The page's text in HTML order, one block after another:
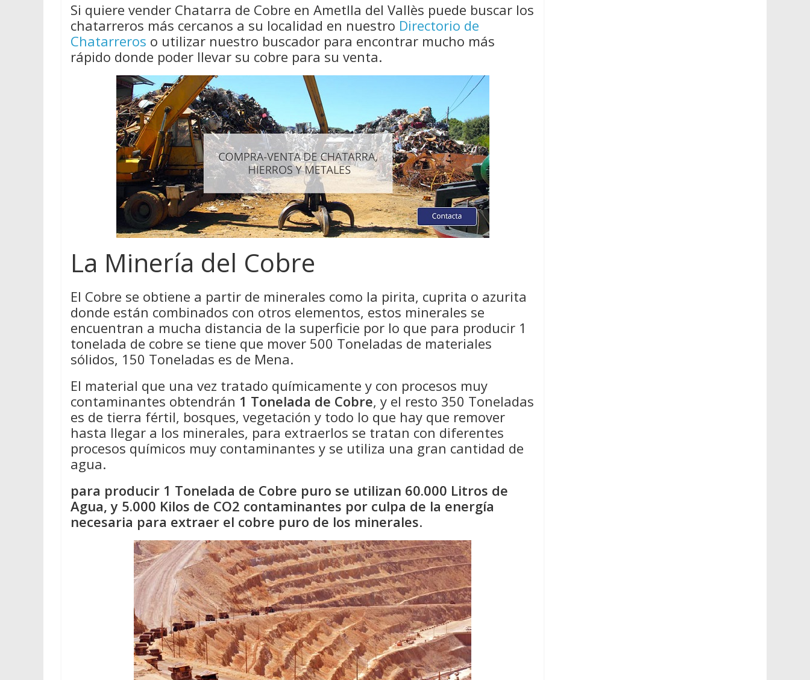
Si quiere vender Chatarra de Cobre en Ametlla del Vallès puede buscar los
chatarreros más cercanos a su localidad en nuestro Directorio de
Chatarreros o utilizar nuestro buscador para encontrar mucho más
rápido donde poder llevar su cobre para su venta.
La Minería del Cobre
El Cobre se obtiene a partir de minerales como la pirita, cuprita o azurita
donde están combinados con otros elementos, estos minerales se
encuentran a mucha distancia de la superficie por lo que para producir 1
tonelada de cobre se tiene que mover 500 Toneladas de materiales
sólidos, 150 Toneladas es de Mena.
El material que una vez tratado químicamente y con procesos muy
contaminantes obtendrán 1 Tonelada de Cobre, y el resto 350 Toneladas
es de tierra fértil, bosques, vegetación y todo lo que hay que remover
hasta llegar a los minerales, para extraerlos se tratan con diferentes
procesos químicos muy contaminantes y se utiliza una gran cantidad de
agua.
para producir 1 Tonelada de Cobre puro se utilizan 60.000 Litros de
Agua, y 5.000 Kilos de CO2 contaminantes por culpa de la energía
necesaria para extraer el cobre puro de los minerales.